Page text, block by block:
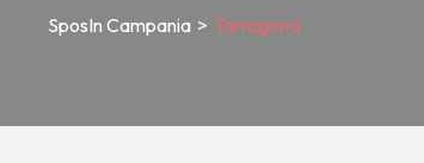
SposIn Campania > Tarragona